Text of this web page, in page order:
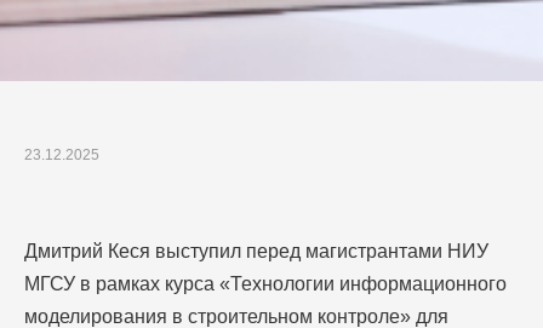
23.12.2025
Дмитрий Кеся выступил перед магистрантами НИУ
МГСУ в рамках курса «Технологии информационного
моделирования в строительном контроле» для